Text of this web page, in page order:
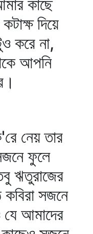
কাছে
দিয়ে
করে না,
আপনি
নেয় তার
ফুলে
ঋতুরাজের
কবিরা সজনে
আমাদের